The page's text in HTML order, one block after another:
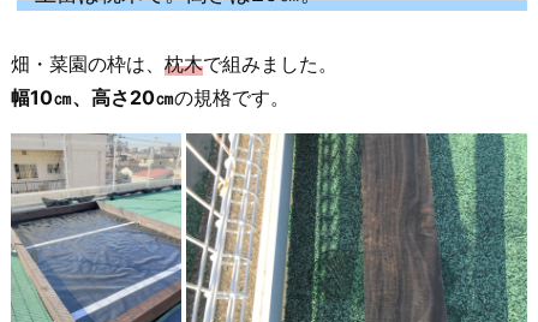
畑・菜園の枠は、 枕木で組みました。
幅10㎝、高さ20㎝の規格です。